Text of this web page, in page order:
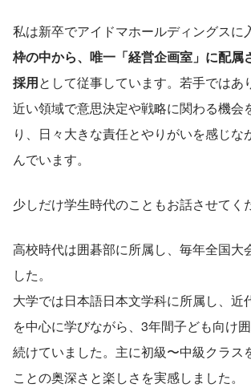
私は新卒でアイドマホールディングスに
枠の中から、唯一「経営企画室」に配属
採用として従事しています。若手ではあ
近い領域で意思決定や戦略に関わる機会
り、日々大きな責任とやりがいを感じな
んでいます。
少しだけ学生時代のこともお話させてく
高校時代は囲碁部に所属し、毎年全国大
した。
大学では日本語日本文学科に所属し、近
を中心に学びながら、3年間子ども向け
続けていました。主に初級〜中級クラス
ことの奥深さと楽しさを実感しました。